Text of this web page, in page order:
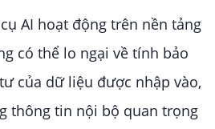
AI hoạt động trên nền tảng
có thể lo ngại về tính bảo
của dữ liệu được nhập vào,
thông tin nội bộ quan trọng